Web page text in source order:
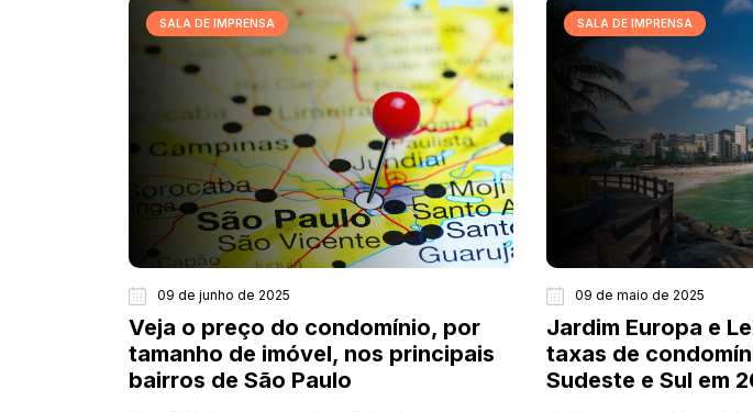
SALA DE IMPRENSA
09 de junho de 2025
Veja o preço do condomínio, por
tamanho de imóvel, nos principais
bairros de São Paulo
SALA DE IMPRENSA
09 de maio de 2025
Jardim Europa e
taxas de
Sudeste e Sul em